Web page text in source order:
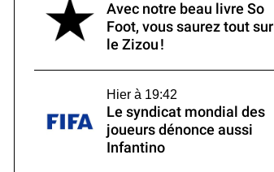
Avec notre beau livre So
Foot, vous saurez tout sur
le Zizou !
Hier à 19:42
Le syndicat mondial des
joueurs dénonce aussi
Infantino